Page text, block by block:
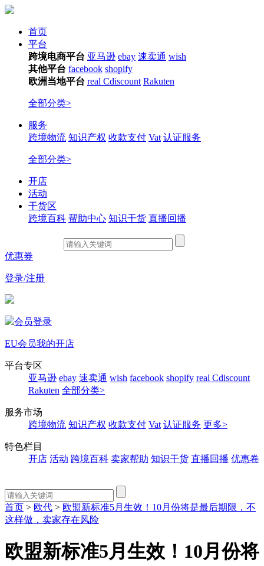
首页
平台
跨境电商平台 亚马逊 ebay 速卖通 wish
其他平台 facebook shopify
欧洲当地平台 real Cdiscount Rakuten
全部分类>
服务
跨境物流 知识产权 收款支付 Vat 认证服务
全部分类>
开店
活动
干货区
跨境百科 帮助中心 知识干货 直播回播
优惠券
登录/注册
会员登录
EU会员我的开店
平台专区
亚马逊 ebay 速卖通 wish facebook shopify real Cdiscount
Rakuten 全部分类>
服务市场
跨境物流 知识产权 收款支付 Vat 认证服务 更多>
特色栏目
开店 活动 跨境百科 卖家帮助 知识干货 直播回播 优惠卷
首页 > 欧代 > 欧盟新标准5月生效！10月份将是最后期限，不
这样做，卖家存在风险
欧盟新标准5月生效！10月份将